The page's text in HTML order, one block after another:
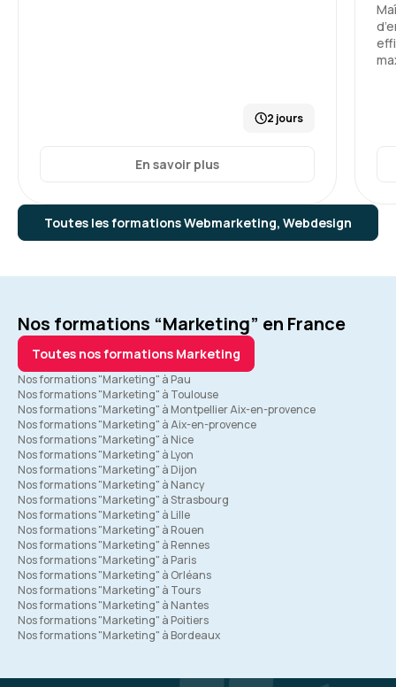
Toutes les formations Webmarketing, Webdesign
2 jours
En savoir plus
Nos formations “Marketing” en France
Toutes nos formations Marketing
Nos formations "Marketing" à Pau
Nos formations "Marketing" à Toulouse
Nos formations "Marketing" à Montpellier Aix-en-provence
Nos formations "Marketing" à Aix-en-provence
Nos formations "Marketing" à Nice
Nos formations "Marketing" à Lyon
Nos formations "Marketing" à Dijon
Nos formations "Marketing" à Nancy
Nos formations "Marketing" à Strasbourg
Nos formations "Marketing" à Lille
Nos formations "Marketing" à Rouen
Nos formations "Marketing" à Rennes
Nos formations "Marketing" à Paris
Nos formations "Marketing" à Orléans
Nos formations "Marketing" à Tours
Nos formations "Marketing" à Nantes
Nos formations "Marketing" à Poitiers
Nos formations "Marketing" à Bordeaux